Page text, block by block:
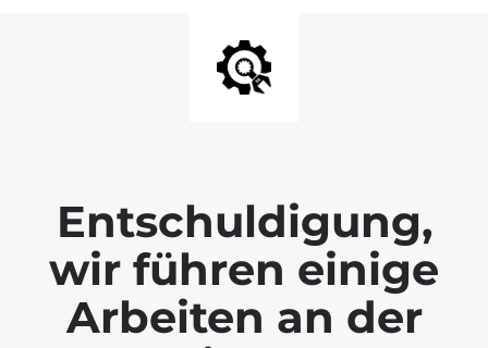
Entschuldigung,
wir führen einige
Arbeiten an der